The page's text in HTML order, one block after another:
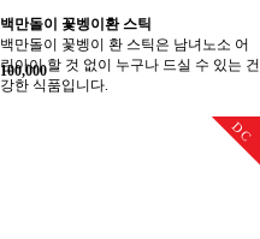
백만돌이 꽃벵이환 스틱
백만돌이 꽃벵이 환 스틱은 남녀노소 어
린아이 할 것 없이 누구나 드실 수 있는 건
강한 식품입니다.
100,000
DC